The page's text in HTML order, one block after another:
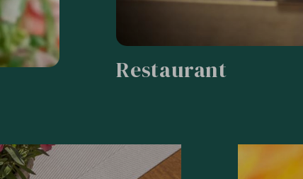
Restaurant